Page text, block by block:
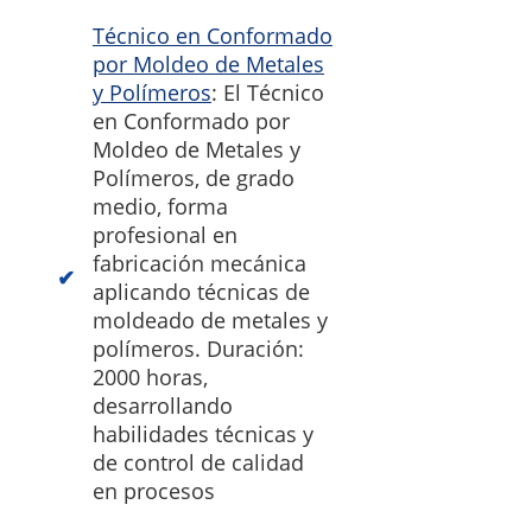
Técnico en Conformado
por Moldeo de Metales
y Polímeros: El Técnico
en Conformado por
Moldeo de Metales y
Polímeros, de grado
medio, forma
profesional en
fabricación mecánica
aplicando técnicas de
moldeado de metales y
polímeros. Duración:
2000 horas,
desarrollando
habilidades técnicas y
de control de calidad
en procesos